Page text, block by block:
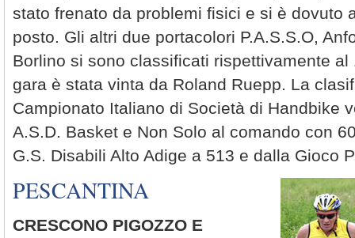
stato frenato da problemi fisici e si è dovuto
posto. Gli altri due portacolori P.A.S.S.O,
Borlino si sono classificati rispettivamente
gara è stata vinta da Roland Ruepp. La
Campionato Italiano di Società di Handbike
A.S.D. Basket e Non Solo al comando con
G.S. Disabili Alto Adige a 513 e dalla Gioco
PESCANTINA
CRESCONO PIGOZZO E